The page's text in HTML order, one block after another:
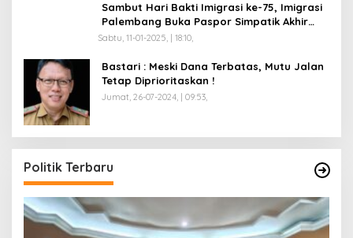
Sambut Hari Bakti Imigrasi ke-75, Imigrasi
Palembang Buka Paspor Simpatik Akhir
Pekan
Sabtu, 11-01-2025, | 18:10,
Bastari : Meski Dana Terbatas, Mutu Jalan
Tetap Diprioritaskan !
Jumat, 26-07-2024, | 09:53,
Politik Terbaru